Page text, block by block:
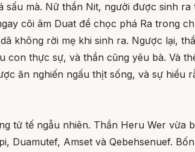
mà. Nữ thần Nit, người được sinh
cõi âm Duat để chọc phá Ra trong
không rời mẹ khi sinh ra. Ngược lại,
thực sự, và thần cũng yêu bà. Và
ăn nghiến ngấu thịt sống, và sự hiểu
tử tế ngẫu nhiên. Thần Heru Wer vừa
Duamutef, Amset và Qebehsenuef.